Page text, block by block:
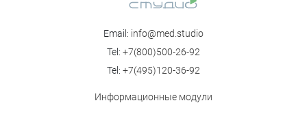
Email: info@med.studio
Tel: +7(800)500-26-92
Tel: +7(495)120-36-92
Информационные модули